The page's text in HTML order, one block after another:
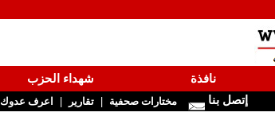
نافذة شهداء الحزب
إتصل بنا مختارات صحفية | تقارير | اعرف عدوك